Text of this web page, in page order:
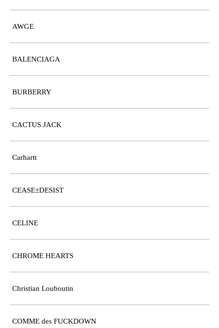
AWGE
BALENCIAGA
BURBERRY
CACTUS JACK
Carhartt
CEASE±DESIST
CELINE
CHROME HEARTS
Christian Louboutin
COMME des FUCKDOWN